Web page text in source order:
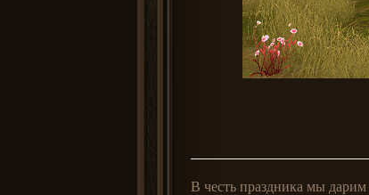
В честь праздника мы дарим